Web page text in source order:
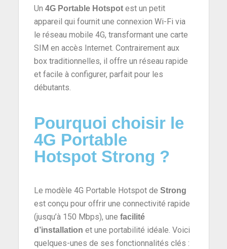
Un 4G Portable Hotspotest un petit
appareil qui fournit une connexion Wi-Fi via
le réseau mobile 4G, transformant une carte
SIM en accès Internet. Contrairement aux
box traditionnelles, il offre un réseau rapide
et facile à configurer, parfait pour les
débutants.
Pourquoi choisir le
4G Portable
Hotspot Strong ?
Le modèle 4G Portable Hotspot de Strong
est conçu pour offrir une connectivité rapide
(jusqu’à 150 Mbps), une facilité
d’installation et une portabilité idéale. Voici
quelques-unes de ses fonctionnalités clés :